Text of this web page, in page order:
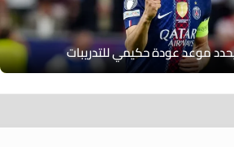
موعد عودة حكيمي للتدريبات